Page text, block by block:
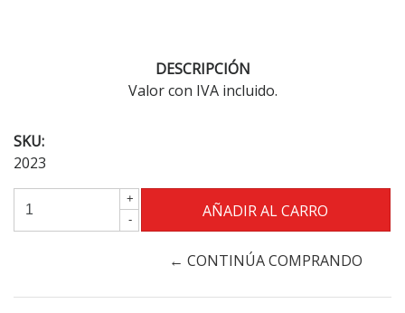
DESCRIPCIÓN
Valor con IVA incluido.
SKU:
2023
+
-
← CONTINÚA COMPRANDO